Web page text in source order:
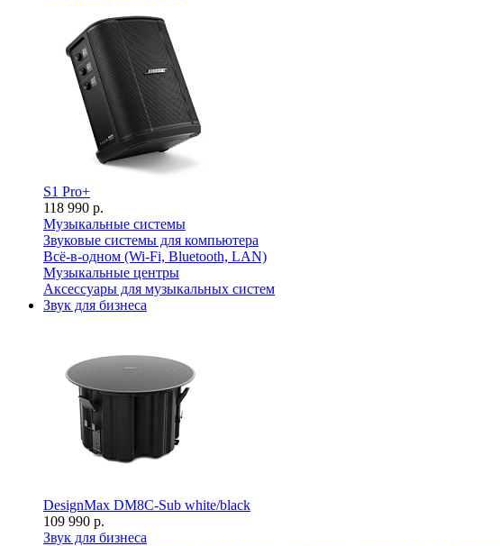
S1 Pro+
118 990 р.
Музыкальные системы
Звуковые системы для компьютера
Всё-в-одном (Wi-Fi, Bluetooth, LAN)
Музыкальные центры
Аксессуары для музыкальных систем
Звук для бизнеса
DesignMax DM8C-Sub white/black
109 990 р.
Звук для бизнеса